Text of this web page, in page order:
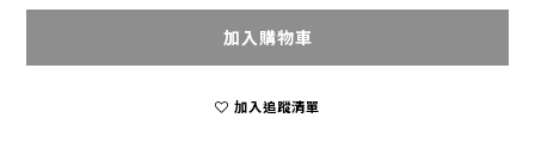
加入購物車
加入追蹤清單